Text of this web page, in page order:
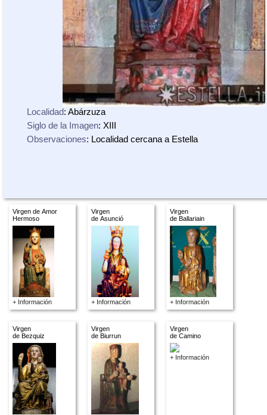
Localidad: Abárzuza
Siglo de la Imagen: XIII
Observaciones: Localidad cercana a Estella
Virgen de Amor
Hermoso
+ Información
Virgen
de Asunció
+ Información
Virgen
de Ballariain
+ Información
Virgen
de Bezquiz
Virgen
de Biurrun
Virgen
de Camino
+ Información